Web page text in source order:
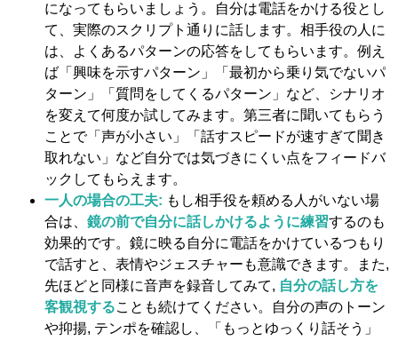
になってもらいましょう。自分は電話をかける役とし
て、実際のスクリプト通りに話します。相手役の人に
は、よくあるパターンの応答をしてもらいます。例え
ば「興味を示すパターン」「最初から乗り気でないパ
ターン」「質問をしてくるパターン」など、シナリオ
を変えて何度か試してみます。第三者に聞いてもらう
ことで「声が小さい」「話すスピードが速すぎて聞き
取れない」など自分では気づきにくい点をフィードバ
ックしてもらえます。
一人の場合の工夫: もし相手役を頼める人がいない場
合は、 鏡の前で自分に話しかけるように練習するのも
効果的です。鏡に映る自分に電話をかけているつもり
で話すと、表情やジェスチャーも意識できます。また,
先ほどと同様に音声を録音してみて, 自分の話し方を
客観視することも続けてください。自分の声のトーン
や抑揚, テンポを確認し、「もっとゆっくり話そう」